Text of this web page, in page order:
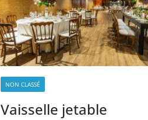
NON CLASSÉ
Vaisselle jetable